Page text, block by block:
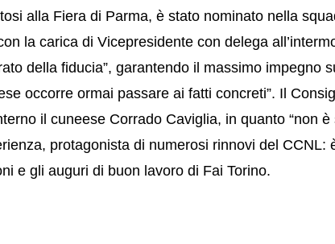
alla Fiera di Parma, è stato nominato nella
la carica di Vicepresidente con delega
della fiducia”, garantendo il massimo impegno
occorre ormai passare ai fatti concreti”. Il
il cuneese Corrado Caviglia, in quanto “non
protagonista di numerosi rinnovi del CCNL:
e gli auguri di buon lavoro di Fai Torino.